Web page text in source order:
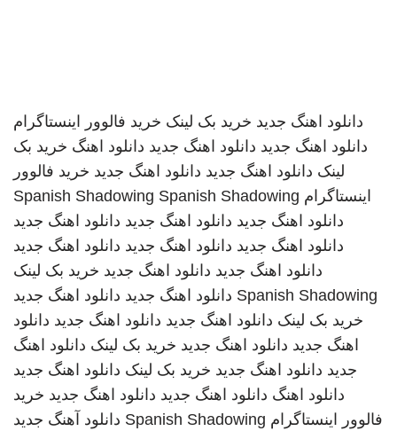
دانلود اهنگ جدید خرید بک لینک خرید فالوور اینستاگرام
دانلود اهنگ جدید دانلود اهنگ جدید دانلود اهنگ خرید بک
لینک دانلود اهنگ جدید دانلود اهنگ جدید خرید فالوور
اینستاگرام
Spanish Shadowing Spanish Shadowing
دانلود اهنگ جدید دانلود اهنگ جدید دانلود اهنگ جدید
دانلود اهنگ جدید دانلود اهنگ جدید دانلود اهنگ جدید
دانلود اهنگ جدید دانلود اهنگ جدید خرید بک لینک
Spanish Shadowing دانلود اهنگ جدید دانلود اهنگ جدید
خرید بک لینک دانلود اهنگ جدید دانلود اهنگ جدید دانلود
اهنگ جدید دانلود اهنگ جدید خرید بک لینک دانلود اهنگ
جدید دانلود اهنگ جدید خرید بک لینک دانلود اهنگ جدید
دانلود اهنگ دانلود اهنگ جدید دانلود اهنگ جدید خرید
فالوور اینستاگرام Spanish Shadowing دانلود آهنگ جدید